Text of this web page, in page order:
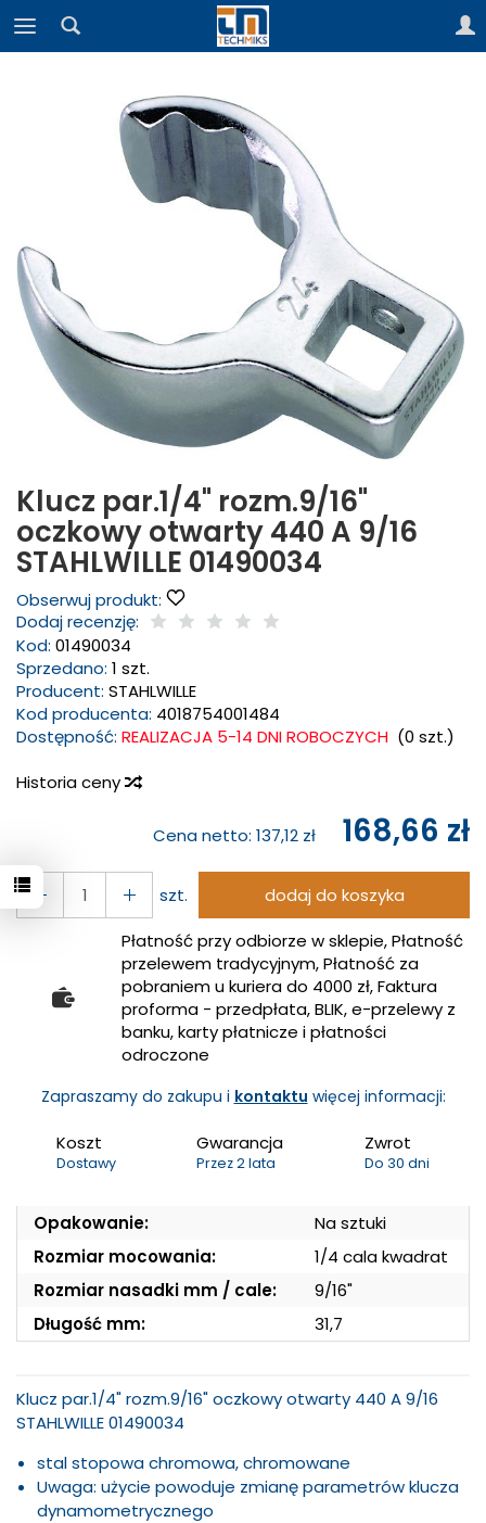
Klucz par.1/4" rozm.9/16"
oczkowy otwarty 440 A 9/16
STAHLWILLE 01490034
Obserwuj produkt:
Dodaj recenzję:
Kod: 01490034
Sprzedano: 1 szt.
Producent: STAHLWILLE
Kod producenta: 4018754001484
Dostępność: REALIZACJA 5-14 DNI ROBOCZYCH (0 szt.)
Historia ceny
Cena netto: 137,12 zł 168,66 zł
szt.
dodaj do koszyka
Płatność przy odbiorze w sklepie, Płatność
przelewem tradycyjnym, Płatność za
pobraniem u kuriera do 4000 zł, Faktura
proforma - przedpłata, BLIK, e-przelewy z
banku, karty płatnicze i płatności
odroczone
Zapraszamy do zakupu i kontaktu więcej informacji:
Koszt
Dostawy
Gwarancja
Przez 2 lata
Zwrot
Do 30 dni
Opakowanie:
Na sztuki
Rozmiar mocowania:
1/4 cala kwadrat
Rozmiar nasadki mm / cale:
9/16"
Długość mm:
31,7
Klucz par.1/4" rozm.9/16" oczkowy otwarty 440 A 9/16
STAHLWILLE 01490034
stal stopowa chromowa, chromowane
Uwaga: użycie powoduje zmianę parametrów klucza
dynamometrycznego